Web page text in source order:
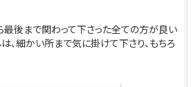
後まで関わって下さった全ての方が良い
、細かい所まで気に掛けて下さり、もちろ